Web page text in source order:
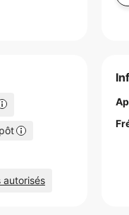
autorisés